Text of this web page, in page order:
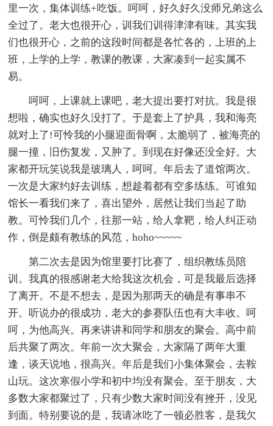
里一次，集体训练+吃饭。呵呵，好久好久没师兄弟这么
全过了。老大也很开心，训我们训得津津有味。其实我
们也很开心，之前的这段时间都是各忙各的，上班的上
班，上学的上学，教课的教课，大家凑到一起实属不
易。
呵呵，上课就上课吧，老大提出要打对抗。我是很
想啦，确实也好久没打了。于是套上了护具，我和海亮
就对上了!可怜我的小腿迎面骨啊，太脆弱了，被海亮的
腿一撞，旧伤复发，又肿了。到现在好像还没全好。大
家都开玩笑说我是玻璃人，呵呵。年后去了道馆两次。
一次是大家约好去训练，想趁着都有空多练练。可谁知
馆长一看我们来了，喜出望外，居然让我们当起了助
教。可怜我们几个，往那一站，给人拿靶，给人纠正动
作，倒是颇有教练的风范，hoho~~~~~
第二次去是因为馆里要打比赛了，组织教练员陪
训。我真的很感谢老大给我这次机会，可是我最后选择
了离开。不是不想去，是因为那两天的确是有事串不
开。听说办的很成功，老大的参赛队伍也有大丰收。呵
呵，为他高兴。再来讲讲和同学和朋友的聚会。高中前
后共聚了两次。年前一次大聚会，大家隔了两年大重
逢，谈天说地，很高兴。年后是我们小集体聚会，去鞍
山玩。这次寒假小学和初中均没有聚会。至于朋友，大
多数大家都聚过了，只有少数大家时间没有挫开，没见
到面。特别要说的是，我请冰吃了一顿必胜客，是我欠